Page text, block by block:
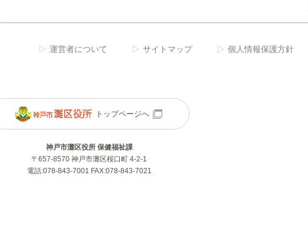
運営者について サイトマップ 個人情報保護方針
トップページへ
神戸市灘区役所 保健福祉課
〒657-8570 神戸市灘区桜口町 4-2-1
電話:078-843-7001 FAX:078-843-7021